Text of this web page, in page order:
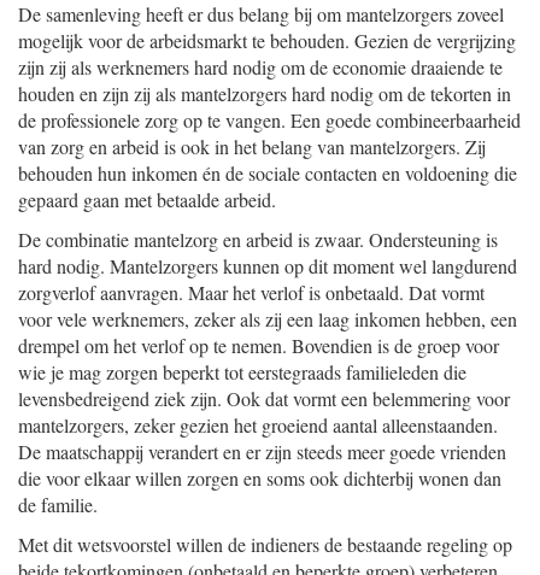
De samenleving heeft er dus belang bij om mantelzorgers zoveel
mogelijk voor de arbeidsmarkt te behouden. Gezien de vergrijzing
zijn zij als werknemers hard nodig om de economie draaiende te
houden en zijn zij als mantelzorgers hard nodig om de tekorten in
de professionele zorg op te vangen. Een goede combineerbaarheid
van zorg en arbeid is ook in het belang van mantelzorgers. Zij
behouden hun inkomen én de sociale contacten en voldoening die
gepaard gaan met betaalde arbeid.
De combinatie mantelzorg en arbeid is zwaar. Ondersteuning is
hard nodig. Mantelzorgers kunnen op dit moment wel langdurend
zorgverlof aanvragen. Maar het verlof is onbetaald. Dat vormt
voor vele werknemers, zeker als zij een laag inkomen hebben, een
drempel om het verlof op te nemen. Bovendien is de groep voor
wie je mag zorgen beperkt tot eerstegraads familieleden die
levensbedreigend ziek zijn. Ook dat vormt een belemmering voor
mantelzorgers, zeker gezien het groeiend aantal alleenstaanden.
De maatschappij verandert en er zijn steeds meer goede vrienden
die voor elkaar willen zorgen en soms ook dichterbij wonen dan
de familie.
Met dit wetsvoorstel willen de indieners de bestaande regeling op